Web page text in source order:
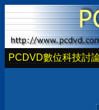
PCDVD數位科技討